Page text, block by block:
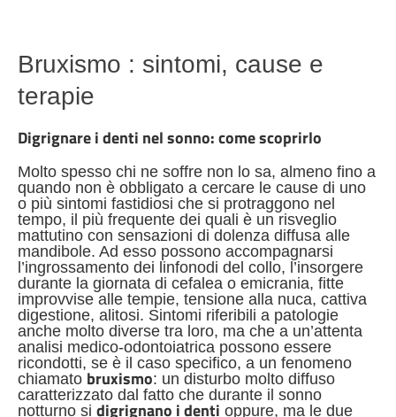
Bruxismo : sintomi, cause e
terapie
Digrignare i denti nel sonno: come scoprirlo
Molto spesso chi ne soffre non lo sa, almeno fino a
quando non è obbligato a cercare le cause di uno
o più sintomi fastidiosi che si protraggono nel
tempo, il più frequente dei quali è un risveglio
mattutino con sensazioni di dolenza diffusa alle
mandibole. Ad esso possono accompagnarsi
l’ingrossamento dei linfonodi del collo, l’insorgere
durante la giornata di cefalea o emicrania, fitte
improvvise alle tempie, tensione alla nuca, cattiva
digestione, alitosi. Sintomi riferibili a patologie
anche molto diverse tra loro, ma che a un’attenta
analisi medico-odontoiatrica possono essere
ricondotti, se è il caso specifico, a un fenomeno
chiamato bruxismo: un disturbo molto diffuso
caratterizzato dal fatto che durante il sonno
notturno si digrignano i denti oppure, ma le due